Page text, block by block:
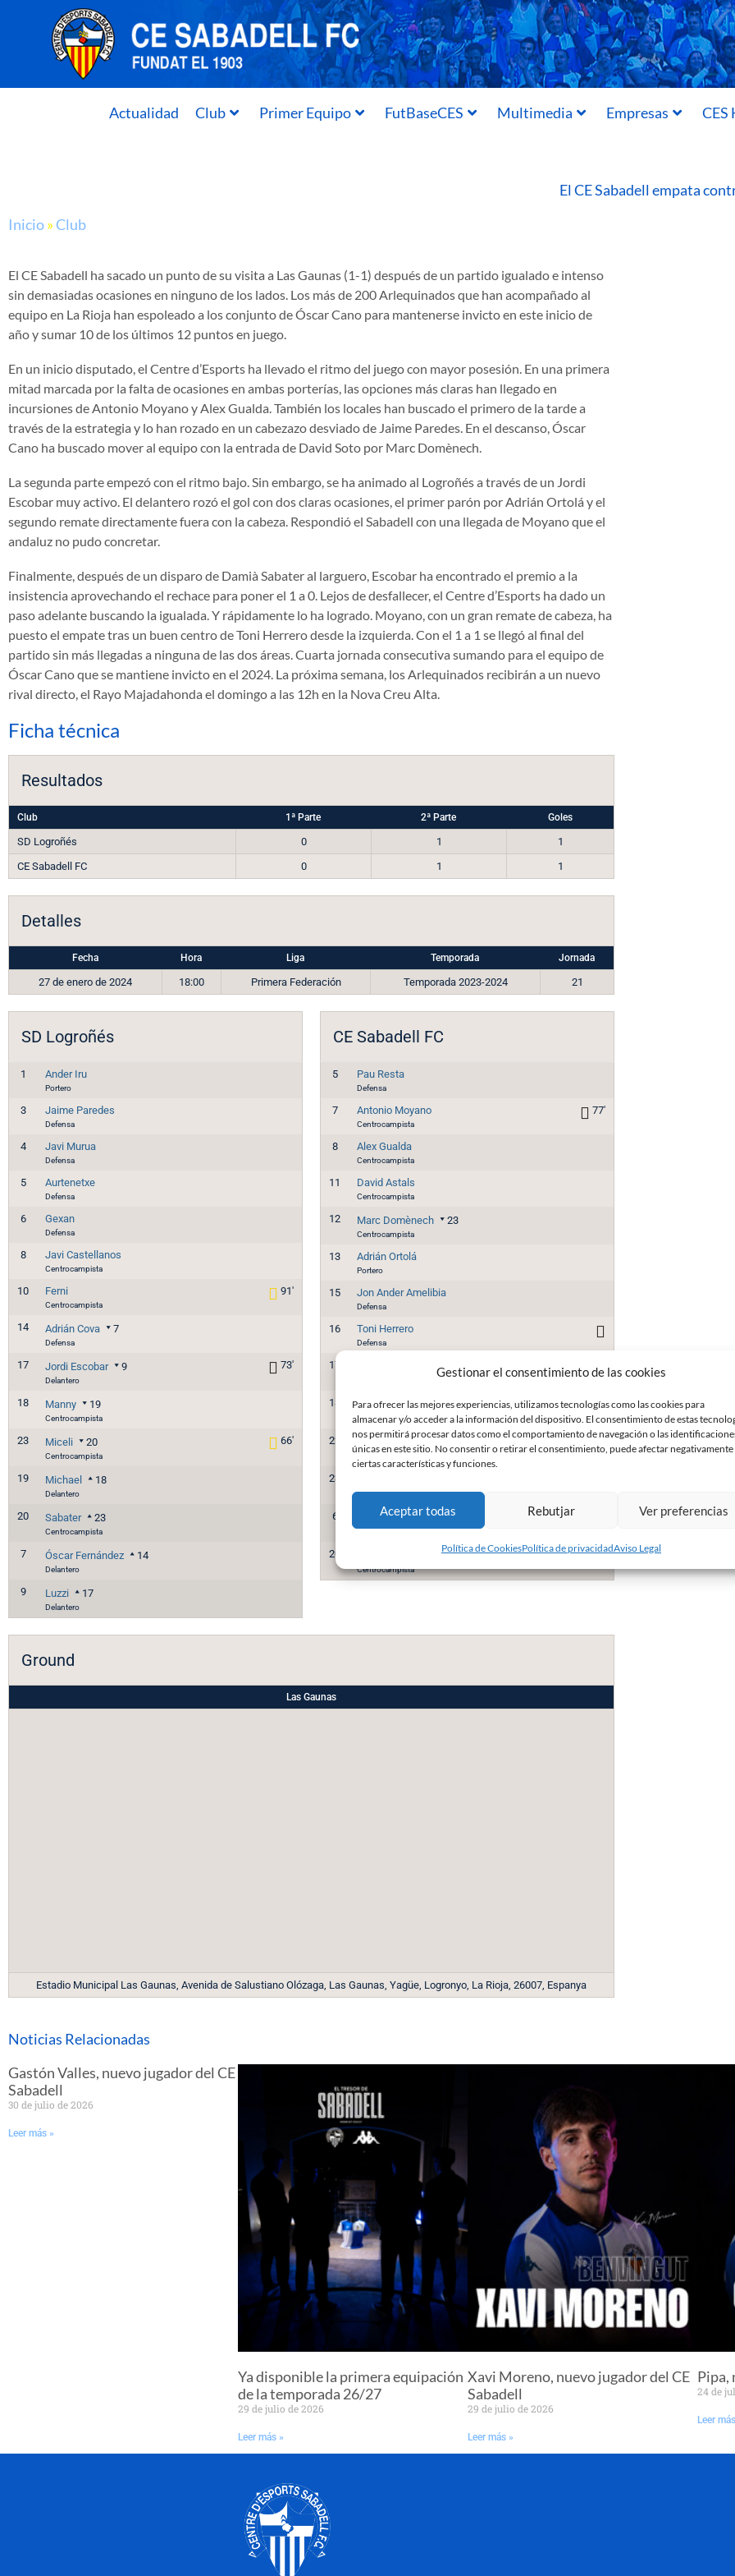
Gestionar el consentimiento de las cookies
Para ofrecer las mejores experiencias, utilizamos tecnologías como las cookies para
almacenar y/o acceder a la información del dispositivo. El consentimiento de estas
nos permitirá procesar datos como el comportamiento de navegación o las
únicas en este sitio. No consentir o retirar el consentimiento, puede afectar negativamente
ciertas características y funciones.
Aceptar todas Rebutjar Ver preferencias
Política de CookiesPolítica de privacidadAviso Legal
Actualidad Club Primer Equipo FutBaseCES Multimedia Empresas CES
El CE Sabadell empata
Inicio» Club
El CE Sabadell ha sacado un punto de su visita a Las Gaunas (1-1) después de un partido igualado e intenso
sin demasiadas ocasiones en ninguno de los lados. Los más de 200 Arlequinados que han acompañado al
equipo en La Rioja han espoleado a los conjunto de Óscar Cano para mantenerse invicto en este inicio de
año y sumar 10 de los últimos 12 puntos en juego.
En un inicio disputado, el Centre d’Esports ha llevado el ritmo del juego con mayor posesión. En una primera
mitad marcada por la falta de ocasiones en ambas porterías, las opciones más claras han llegado en
incursiones de Antonio Moyano y Alex Gualda. También los locales han buscado el primero de la tarde a
través de la estrategia y lo han rozado en un cabezazo desviado de Jaime Paredes. En el descanso, Óscar
Cano ha buscado mover al equipo con la entrada de David Soto por Marc Domènech.
La segunda parte empezó con el ritmo bajo. Sin embargo, se ha animado al Logroñés a través de un Jordi
Escobar muy activo. El delantero rozó el gol con dos claras ocasiones, el primer parón por Adrián Ortolá y el
segundo remate directamente fuera con la cabeza. Respondió el Sabadell con una llegada de Moyano que el
andaluz no pudo concretar.
Finalmente, después de un disparo de Damià Sabater al larguero, Escobar ha encontrado el premio a la
insistencia aprovechando el rechace para poner el 1 a 0. Lejos de desfallecer, el Centre d’Esports ha dado un
paso adelante buscando la igualada. Y rápidamente lo ha logrado. Moyano, con un gran remate de cabeza, ha
puesto el empate tras un buen centro de Toni Herrero desde la izquierda. Con el 1 a 1 se llegó al final del
partido sin más llegadas a ninguna de las dos áreas. Cuarta jornada consecutiva sumando para el equipo de
Óscar Cano que se mantiene invicto en el 2024. La próxima semana, los Arlequinados recibirán a un nuevo
rival directo, el Rayo Majadahonda el domingo a las 12h en la Nova Creu Alta.
Ficha técnica
Resultados
Club 1ª Parte 2ª Parte Goles
SD Logroñés 0 1
1
CE Sabadell FC
0 1 1
Detalles
Fecha Hora Liga Temporada Jornada
27 de enero de 2024 18:00 Primera Federación Temporada 2023-2024 21
SD Logroñés
1 Ander Iru
Portero
3 Jaime Paredes
Defensa
4 Javi Murua
Defensa
5 Aurtenetxe
Defensa
6 Gexan
Defensa
8 Javi Castellanos
Centrocampista
10 Ferni
Centrocampista
91'
14 Adrián Cova 7
Defensa
17 Jordi Escobar 9
Delantero
73'
18 Manny 19
Centrocampista
23 Miceli 20
Centrocampista
66'
19 Michael 18
Delantero
20 Sabater 23
Centrocampista
7 Óscar Fernández 14
Delantero
9 Luzzi 17
Delantero
CE Sabadell FC
5 Pau Resta
Defensa
7 Antonio Moyano
Centrocampista
77'
8 Alex Gualda
Centrocampista
11 David Astals
Centrocampista
12 Marc Domènech 23
Centrocampista
13 Adrián Ortolá
Portero
15 Jon Ander Amelibia
Defensa
16 Toni Herrero
Defensa
17 27
18 Carles Salvador 6
Centrocampista
22 Abde Damar
23
Delantero
6 Jordi Calavera 18
Defensa
20
Centrocampista
Ground
Las Gaunas
Estadio Municipal Las Gaunas, Avenida de Salustiano Olózaga, Las Gaunas, Yagüe, Logronyo, La Rioja, 26007, Espanya
Noticias Relacionadas
Gastón Valles, nuevo jugador del CE
Sabadell
30 de julio de 2026
Leer más »
Ya disponible la primera equipación
de la temporada 26/27
29 de julio de 2026
Leer más »
Xavi Moreno, nuevo jugador del CE
Sabadell
29 de julio de 2026
Leer más »
Pipa,
24 de
Leer